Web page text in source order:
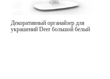
Декоративный органайзер для
украшений Deer большой белый